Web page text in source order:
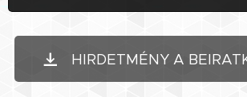
HIRDETMÉNY A